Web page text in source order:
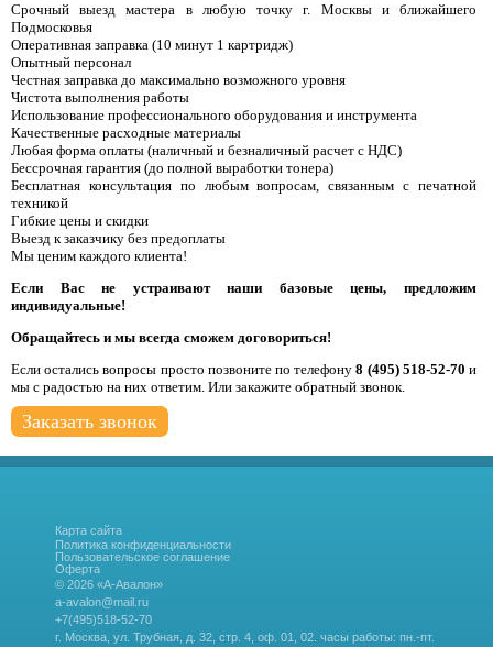
Срочный выезд мастера в любую точку г. Москвы и ближайшего
Подмосковья
Оперативная заправка (10 минут 1 картридж)
Опытный персонал
Честная заправка до максимально возможного уровня
Чистота выполнения работы
Использование профессионального оборудования и инструмента
Качественные расходные материалы
Любая форма оплаты (наличный и безналичный расчет с НДС)
Бессрочная гарантия (до полной выработки тонера)
Бесплатная консультация по любым вопросам, связанным с печатной
техникой
Гибкие цены и скидки
Выезд к заказчику без предоплаты
Мы ценим каждого клиента!
Если Вас не устраивают наши базовые цены, предложим
индивидуальные!
Обращайтесь и мы всегда сможем договориться!
Если остались вопросы просто позвоните по телефону8 (495) 518-52-70 и
мы с радостью на них ответим. Или закажите обратный звонок.
Заказать звонок
Карта сайта
Политика конфиденциальности
Пользовательское соглашение
Оферта
© 2026 «А-Авалон»
a-avalon@mail.ru
+7(495)518-52-70
г. Москва, ул. Трубная, д. 32, стр. 4, оф. 01, 02. часы работы: пн.-пт.